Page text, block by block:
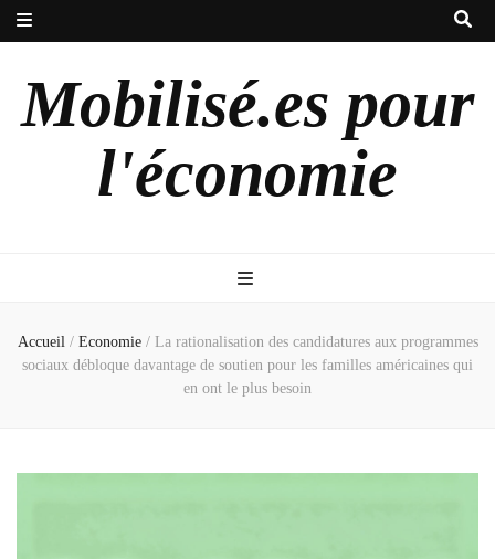
Mobilisé.es pour
l'économie
Accueil / Economie / La rationalisation des candidatures aux programmes
sociaux débloque davantage de soutien pour les familles américaines qui
en ont le plus besoin